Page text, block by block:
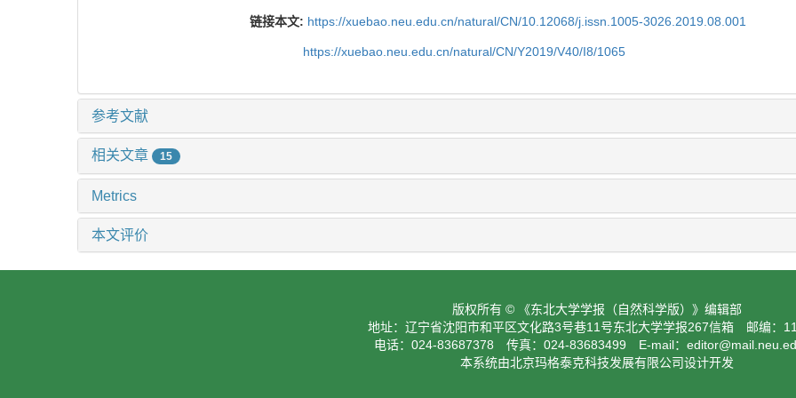
链接本文: https://xuebao.neu.edu.cn/natural/CN/10.12068/j.issn.1005-3026.2019.08.001
https://xuebao.neu.edu.cn/natural/CN/Y2019/V40/I8/1065
参考文献
相关文章 15
Metrics
本文评价
版权所有 © 《东北大学学报（自然科学版）》编辑部
地址：辽宁省沈阳市和平区文化路3号巷11号东北大学学报267信箱 邮编：
电话：024-83687378 传真：024-83683499 E-mail：
本系统由北京玛格泰克科技发展有限公司设计开发